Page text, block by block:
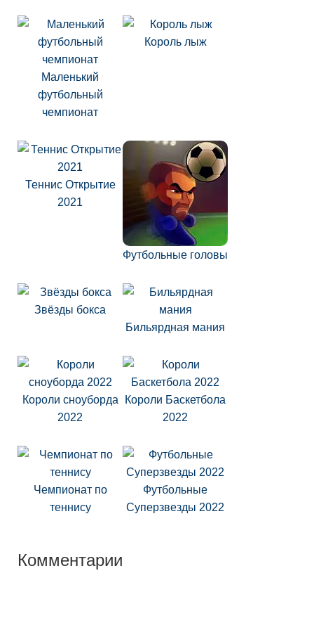
Маленький
футбольный
чемпионат
Король лыж
Теннис Открытие
2021
Футбольные головы
Звёзды бокса
Бильярдная мания
Короли сноуборда
2022
Короли Баскетбола
2022
Чемпионат по
теннису
Футбольные
Суперзвезды 2022
Комментарии